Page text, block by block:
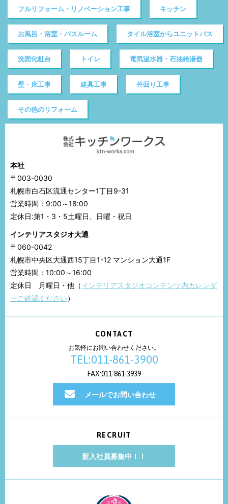
フルリフォーム・リノベーション工事 キッチン
お風呂・浴室・バスルーム タイル浴室からユニットバス
洗面化粧台 トイレ 電気温水器・石油給湯器
壁・床工事 建具工事 外回り工事
その他のリフォーム
本社
〒003-0030
札幌市白石区流通センター1丁目9-31
営業時間：9:00～18:00
定休日:第1・3・5土曜日、日曜・祝日
インテリアスタジオ大通
〒060-0042
札幌市中央区大通西15丁目1-12 マンション大通1F
営業時間：10:00～16:00
定休日 月曜日・他（インテリアスタジオコンテンツ内カレンダ
ーご確認ください）
CONTACT
お気軽にお問い合わせください。
TEL:011-861-3900
FAX:011-861-3939
メールでお問い合わせ
RECRUIT
新入社員募集中！！